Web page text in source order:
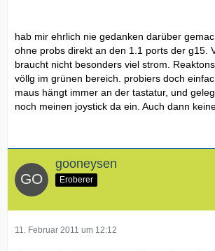
hab mir ehrlich nie gedanken darüber
ohne probs direkt an den 1.1 ports der g15.
braucht nicht besonders viel strom.
völlg im grünen bereich. probiers doch
maus hängt immer an der tastatur, und
noch meinen joystick da ein. Auch dann
gooneysen
Eroberer
11. Februar 2011 um 12:12